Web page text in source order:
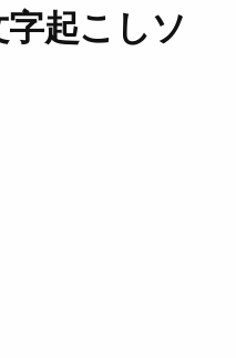
起こしソ